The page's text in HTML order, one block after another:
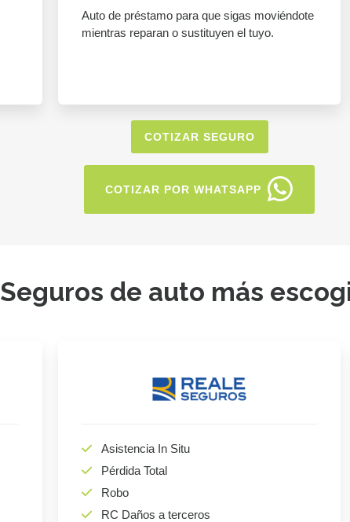
Auto de préstamo para que sigas moviéndote
mientras reparan o sustituyen el tuyo.
COTIZAR SEGURO
COTIZAR POR WHATSAPP
Seguros de auto más
Asistencia In Situ
Pérdida Total
Robo
RC Daños a terceros